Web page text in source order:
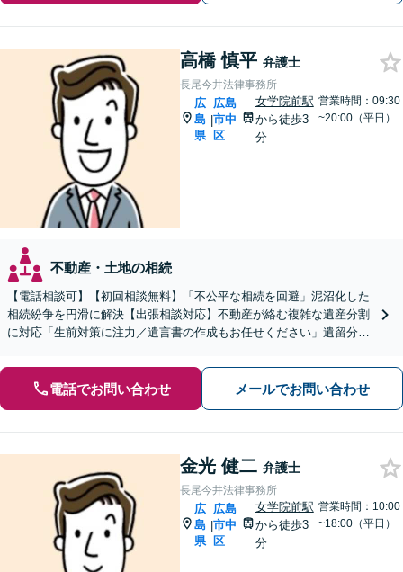
高橋 慎平 弁護士
長尾今井法律事務所
広
島
県
|
広島
市中
区
女学院前駅
から徒歩3
分
営業時間：09:30
~20:00（平日）
不動産・土地の相続
【電話相談可】【初回相談無料】「不公平な相続を回避」泥沼化した
相続紛争を円滑に解決【出張相談対応】不動産が絡む複雑な遺産分割
に対応「生前対策に注力／遺言書の作成もお任せください」遺留分侵
電話でお問い合わせ メールでお問い合わせ
金光 健二 弁護士
長尾今井法律事務所
広
島
県
|
広島
市中
区
女学院前駅
から徒歩3
分
営業時間：10:00
~18:00（平日）